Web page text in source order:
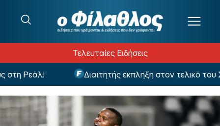
Τελευταίες Ειδήσεις
Ρεάλ! Διαιτητής έκπληξη στον τελικό του